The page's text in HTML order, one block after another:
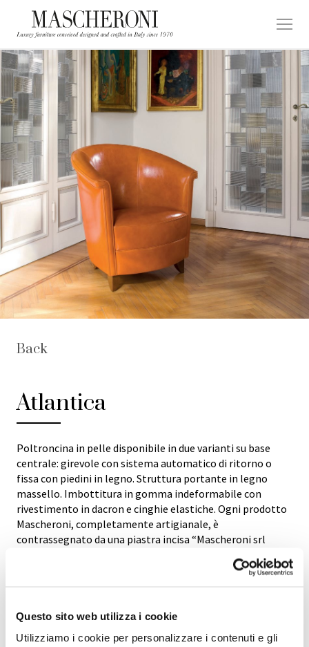
Questo sito web utilizza i cookie
Utilizziamo i cookie per personalizzare i contenuti e gli
Back
Atlantica
Poltroncina in pelle disponibile in due varianti su base
centrale: girevole con sistema automatico di ritorno o
fissa con piedini in legno. Struttura portante in legno
massello. Imbottitura in gomma indeformabile con
rivestimento in dacron e cinghie elastiche. Ogni prodotto
Mascheroni, completamente artigianale, è
contrassegnato da una piastra incisa “Mascheroni srl
GALLERY